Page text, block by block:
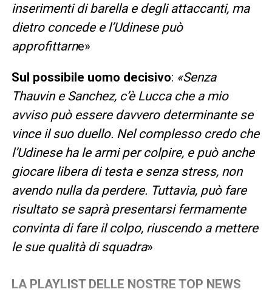
inserimenti di barella e degli attaccanti, ma
dietro concede e l’Udinese può
approfittarne»
Sul possibile uomo decisivo: «Senza
Thauvin e Sanchez, c’è Lucca che a mio
avviso può essere davvero determinante se
vince il suo duello. Nel complesso credo che
l’Udinese ha le armi per colpire, e può anche
giocare libera di testa e senza stress, non
avendo nulla da perdere. Tuttavia, può fare
risultato se saprà presentarsi fermamente
convinta di fare il colpo, riuscendo a mettere
le sue qualità di squadra»
LA PLAYLIST DELLE NOSTRE TOP NEWS